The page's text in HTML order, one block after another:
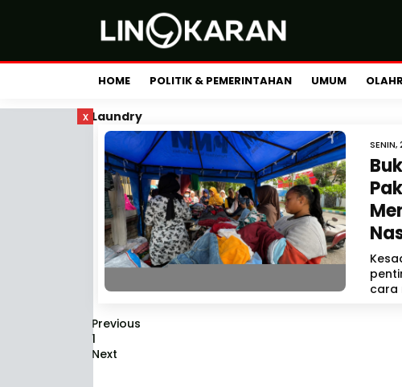
HOME POLITIK & PEMERINTAHAN UMUM
x Laundry
cara
Previous
1
Next